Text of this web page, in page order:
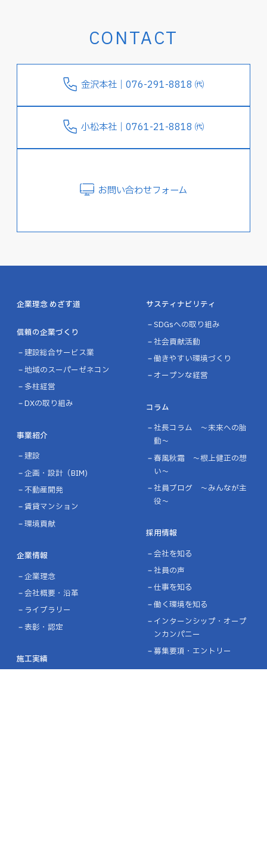
CONTACT
金沢本社｜076-291-8818 ㈹
小松本社｜0761-21-8818 ㈹
お問い合わせフォーム
企業理念 めざす道
信頼の企業づくり
建設総合サービス業
地域のスーパーゼネコン
多柱経営
DXの取り組み
事業紹介
建設
企画・設計（BIM)
不動産開発
賃貸マンション
環境貢献
企業情報
企業理念
会社概要・沿革
ライブラリー
表彰・認定
施工実績
サスティナビリティ
SDGsへの取り組み
社会貢献活動
働きやすい環境づくり
オープンな経営
コラム
社長コラム ～未来への胎
動～
春風秋霜 ～根上健正の想
い～
社員ブログ ～みんなが主
役～
採用情報
会社を知る
社員の声
仕事を知る
働く環境を知る
インターンシップ・オープ
ンカンパニー
募集要項・エントリー